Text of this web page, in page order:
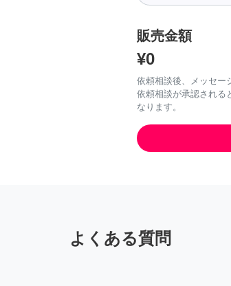
販売金額
¥0
依頼相談後、メッセー
依頼相談が承認される
なります。
よくある質問